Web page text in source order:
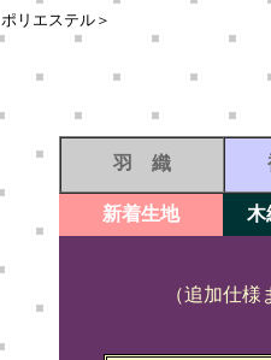
ポリエステル＞
羽 織
新着生地 木
（追加仕